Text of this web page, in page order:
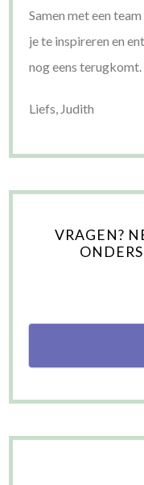
Samen met een
je te inspireren en
nog eens
Liefs, Judith
VRAGEN?